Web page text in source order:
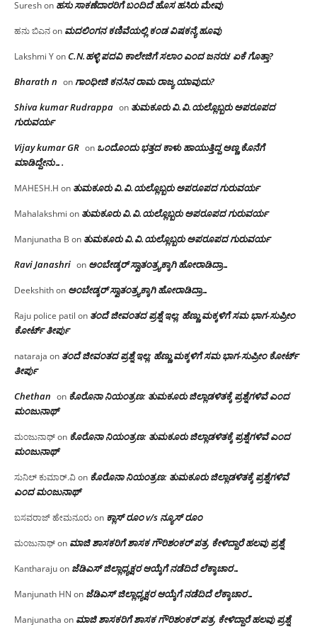
Sureshon ಹಸು ಸಾಕಣೆದಾರರಿಗೆ ಬಂದಿದೆ ಹೊಸ ಹಸಿರು ಮೇವು
ಹನು ಬಿಎನon ಮದಲಿಂಗನ ಕಣಿವೆಯಲ್ಲಿ ಕಂಡ ವಿಷಕನ್ಯೆ ಹೂವು
Lakshmi YonC.N.ಹಳ್ಳಿ ಪದವಿ ಕಾಲೇಜಿಗೆ ಸಲಾಂ‌ ಎಂದ ಜನರು! ಏಕೆ ಗೊತ್ತಾ?
Bharath n onಗಾಂಧೀಜಿ ಕನಸಿನ ರಾಮ ರಾಜ್ಯ ಯಾವುದು?
Shiva kumar Rudrappa on ತುಮಕೂರು‌ ವಿ.ವಿ.ಯಲ್ಲೊಬ್ಬರು ಅಪರೂಪದ
ಗುರುವರ್ಯ
Vijay kumar GR on ಒಂದೊಂದು ಭತ್ತದ ಕಾಳು ಹಾಯುತ್ತಿದ್ದ ಅಣ್ಣ ಕೊನೆಗೆ
ಮಾಡಿದ್ದೇನು….
MAHESH.H on ತುಮಕೂರು‌ ವಿ.ವಿ.ಯಲ್ಲೊಬ್ಬರು ಅಪರೂಪದ ಗುರುವರ್ಯ
Mahalakshmi on ತುಮಕೂರು‌ ವಿ.ವಿ.ಯಲ್ಲೊಬ್ಬರು ಅಪರೂಪದ ಗುರುವರ್ಯ
Manjunatha B on ತುಮಕೂರು‌ ವಿ.ವಿ.ಯಲ್ಲೊಬ್ಬರು ಅಪರೂಪದ ಗುರುವರ್ಯ
Ravi Janashri on ಅಂಬೇಡ್ಕರ್ ಸ್ವಾತಂತ್ರ್ಯಕ್ಕಾಗಿ ಹೋರಾಡಿದ್ರಾ…
Deekshithon ಅಂಬೇಡ್ಕರ್ ಸ್ವಾತಂತ್ರ್ಯಕ್ಕಾಗಿ ಹೋರಾಡಿದ್ರಾ…
Raju police patil on ತಂದೆ ಜೀವಂತದ ಪ್ರಶ್ನೆ ಇಲ್ಲ: ಹೆಣ್ಣು ಮಕ್ಕಳಿಗೆ ಸಮ ಭಾಗ-ಸುಪ್ರೀಂ
ಕೋರ್ಟ್ ತೀರ್ಪು
nataraja on ತಂದೆ ಜೀವಂತದ ಪ್ರಶ್ನೆ ಇಲ್ಲ: ಹೆಣ್ಣು ಮಕ್ಕಳಿಗೆ ಸಮ ಭಾಗ-ಸುಪ್ರೀಂ ಕೋರ್ಟ್
ತೀರ್ಪು
Chethan on ಕೊರೊನಾ ನಿಯಂತ್ರಣ: ತುಮಕೂರು ಜಿಲ್ಲಾಡಳಿತಕ್ಕೆ ಪ್ರಶ್ನೆಗಳಿವೆ ಎಂದ
ಮಂಜು‌ನಾಥ್
ಮಂಜುನಾಥ್on ಕೊರೊನಾ ನಿಯಂತ್ರಣ: ತುಮಕೂರು ಜಿಲ್ಲಾಡಳಿತಕ್ಕೆ ಪ್ರಶ್ನೆಗಳಿವೆ ಎಂದ
ಮಂಜು‌ನಾಥ್
ಸುನಿಲ್ ಕುಮಾರ್.ವಿon ಕೊರೊನಾ ನಿಯಂತ್ರಣ: ತುಮಕೂರು ಜಿಲ್ಲಾಡಳಿತಕ್ಕೆ ಪ್ರಶ್ನೆಗಳಿವೆ
ಎಂದ ಮಂಜು‌ನಾಥ್
ಬಸವರಾಜ್ ಹೇಮನೂರುon ಕ್ಲಾಸ್ ರೂಂ v/s ನ್ಯೂಸ್ ರೂಂ
ಮಂಜುನಾಥ್on ಮಾಜಿ ಶಾಸಕರಿಗೆ ಶಾಸಕ ಗೌರಿಶಂಕರ್ ಪತ್ರ, ಕೇಳಿದ್ದಾರೆ ಹಲವು ಪ್ರಶ್ನೆ
Kantharajuon ಜೆಡಿಎಸ್ ಜಿಲ್ಲಾಧ್ಯಕ್ಷರ ಆಯ್ಕೆಗೆ ನಡೆದಿದೆ ಲೆಕ್ಕಾಚಾರ…
Manjunath HN on ಜೆಡಿಎಸ್ ಜಿಲ್ಲಾಧ್ಯಕ್ಷರ ಆಯ್ಕೆಗೆ ನಡೆದಿದೆ ಲೆಕ್ಕಾಚಾರ…
Manjunatha on ಮಾಜಿ ಶಾಸಕರಿಗೆ ಶಾಸಕ ಗೌರಿಶಂಕರ್ ಪತ್ರ, ಕೇಳಿದ್ದಾರೆ ಹಲವು ಪ್ರಶ್ನೆ